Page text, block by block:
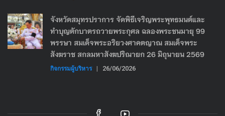
จังหวัดสมุทรปราการ จัดพิธีเจริญพระพุทธมนต์และ
ทำบุญตักบาตรถวายพระกุศล ฉลองพระชนมายุ 99
พรรษา สมเด็จพระอริยวงศาคตญาณ สมเด็จพระ
สังฆราช สกลมหาสังฆปริณายก 26 มิถุนายน 2569
กิจกรรมผู้บริหาร | 26/06/2026